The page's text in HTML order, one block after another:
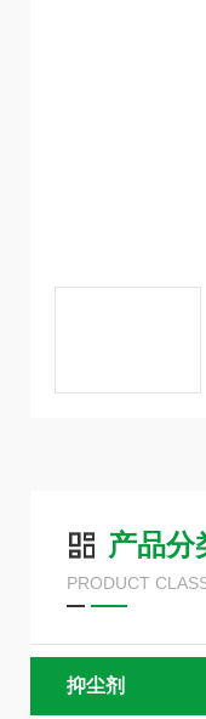
产品分
PRODUCT
抑尘剂